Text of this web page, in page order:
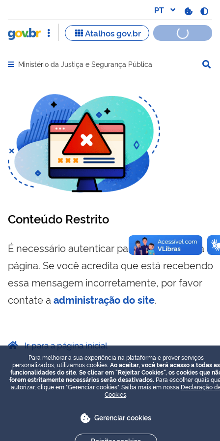
Abrir menu principal de navegação
Ministério da Justiça e Segurança Pública
Conteúdo Restrito
É necessário autenticar para visualizar essa
página. Se você acredita que está recebendo
essa mensagem incorretamente, por favor
contate a administração do site.
Ir para a página inicial
Para melhorar a sua experiência na plataforma e prover serviços
personalizados, utilizamos cookies. Ao aceitar, você terá acesso a todas as
funcionalidades do site. Se clicar em "Rejeitar Cookies", os cookies que
forem estritamente necessários serão desativados. Para escolher quais
autorizar, clique em "Gerenciar cookies". Saiba mais em nossa Declaração
Cookies
Gerenciar cookies